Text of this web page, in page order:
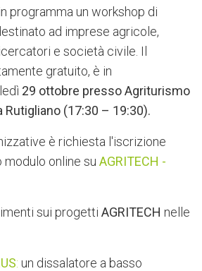
programma un workshop di
ad imprese agricole,
e società civile. Il
gratuito, è in
29 ottobre presso Agriturismo
Rutigliano (17:30 – 19:30).
è richiesta l'iscrizione
online su AGRITECH -
sui progetti AGRITECH nelle
: un dissalatore a basso